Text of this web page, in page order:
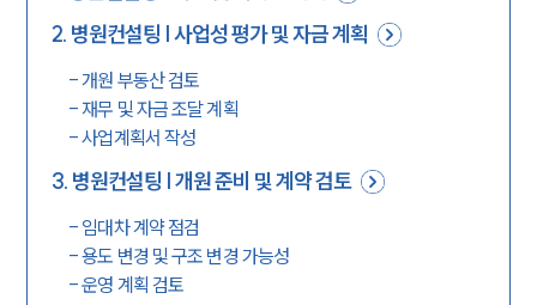
2. 병원컨설팅 | 사업성 평가 및 자금 계획
-개원 부동산 검토
- 재무 및 자금 조달 계획
-사업계획서 작성
3. 병원컨설팅 | 개원 준비 및 계약 검토
- 임대차 계약 점검
-용도 변경 및 구조 변경 가능성
-운영 계획 검토